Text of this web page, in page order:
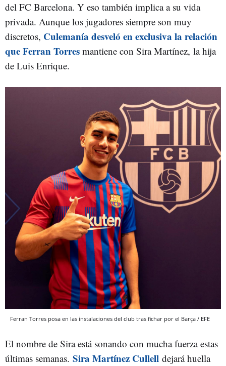
del FC Barcelona. Y eso también implica a su vida
privada. Aunque los jugadores siempre son muy
discretos, Culemanía desveló en exclusiva la relación
que Ferran Torres mantiene con Sira Martínez, la hija
de Luis Enrique.
Ferran Torres posa en las instalaciones del club tras fichar por el Barça / EFE
El nombre de Sira está sonando con mucha fuerza estas
últimas semanas. Sira Martínez Cullell dejará huella